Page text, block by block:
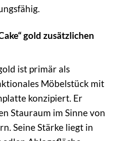
gold zusätzlichen
ist primär als
Möbelstück mit
konzipiert. Er
Stauraum im Sinne von
Seine Stärke liegt in